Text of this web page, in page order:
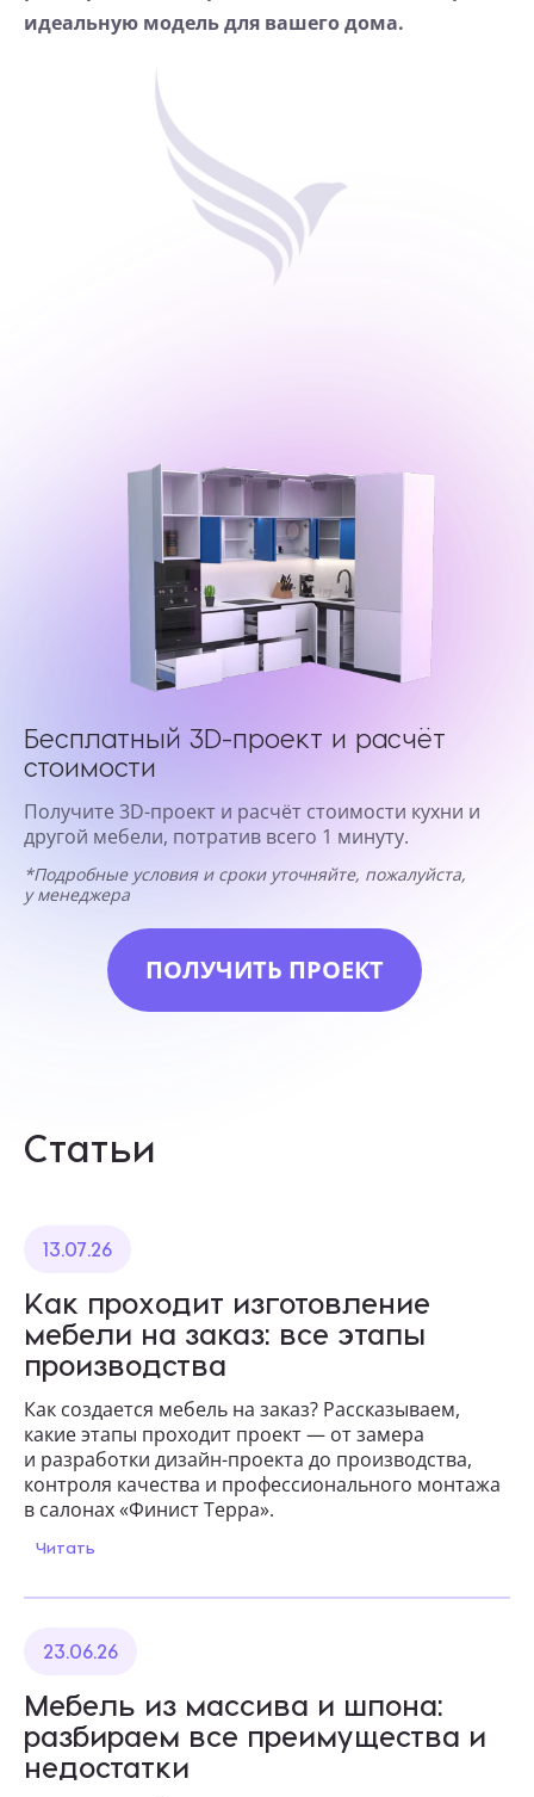
идеальную модель для вашего дома.
Бесплатный 3D-проект и расчёт
стоимости
Получите 3D-проект и расчёт стоимости кухни и
другой мебели, потратив всего 1 минуту.
*Подробные условия и сроки уточняйте, пожалуйста,
у менеджера
ПОЛУЧИТЬ ПРОЕКТ
Статьи
13.07.26
Как проходит изготовление
мебели на заказ: все этапы
производства
Как создается мебель на заказ? Рассказываем,
какие этапы проходит проект — от замера
и разработки дизайн-проекта до производства,
контроля качества и профессионального монтажа
в салонах «Финист Терра».
Читать
23.06.26
Мебель из массива и шпона:
разбираем все преимущества и
недостатки